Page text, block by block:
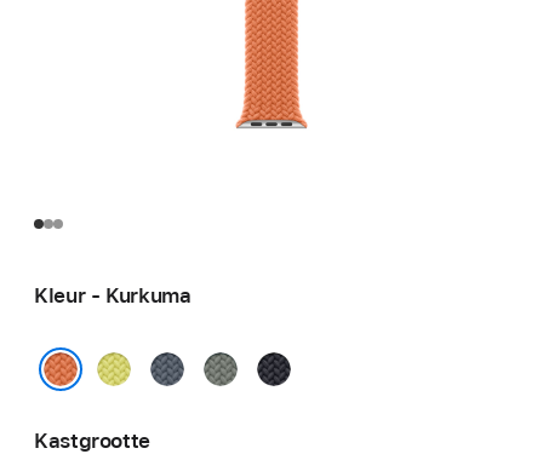
Kleur - Kurkuma
NeongeelAnkerblauw
GroengrijsMiddernacht
Kastgrootte